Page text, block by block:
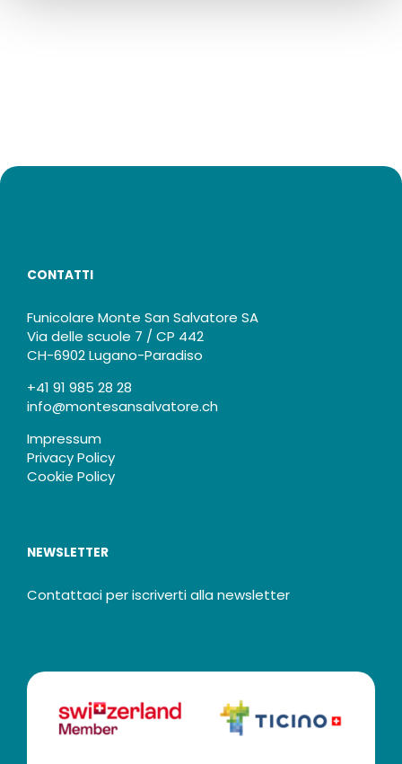
CONTATTI
Funicolare Monte San Salvatore SA
Via delle scuole 7 / CP 442
CH-6902 Lugano-Paradiso
+41 91 985 28 28
info@montesansalvatore.ch
Impressum
Privacy Policy
Cookie Policy
NEWSLETTER
Contattaci per iscriverti alla newsletter